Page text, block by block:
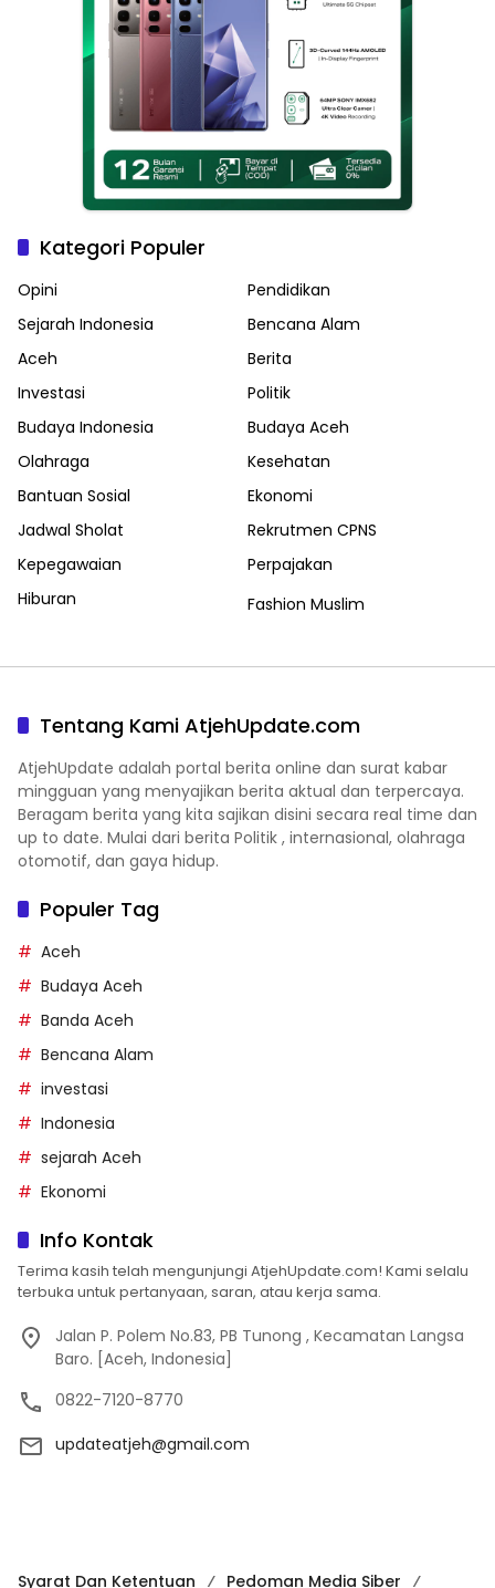
Kategori Populer
Opini
Pendidikan
Sejarah Indonesia
Bencana Alam
Aceh
Berita
Investasi
Politik
Budaya Indonesia
Budaya Aceh
Olahraga
Kesehatan
Bantuan Sosial
Ekonomi
Jadwal Sholat
Rekrutmen CPNS
Kepegawaian
Perpajakan
Hiburan
Fashion Muslim
Tentang Kami AtjehUpdate.com
AtjehUpdate adalah portal berita online dan surat kabar
mingguan yang menyajikan berita aktual dan terpercaya.
Beragam berita yang kita sajikan disini secara real time dan
up to date. Mulai dari berita Politik , internasional, olahraga
otomotif, dan gaya hidup.
Populer Tag
Aceh
Budaya Aceh
Banda Aceh
Bencana Alam
investasi
Indonesia
sejarah Aceh
Ekonomi
Info Kontak
Terima kasih telah mengunjungi AtjehUpdate.com! Kami selalu
terbuka untuk pertanyaan, saran, atau kerja sama.
Jalan P. Polem No.83, PB Tunong , Kecamatan Langsa
Baro. [Aceh, Indonesia]
0822-7120-8770
updateatjeh@gmail.com
Syarat Dan Ketentuan Pedoman Media Siber